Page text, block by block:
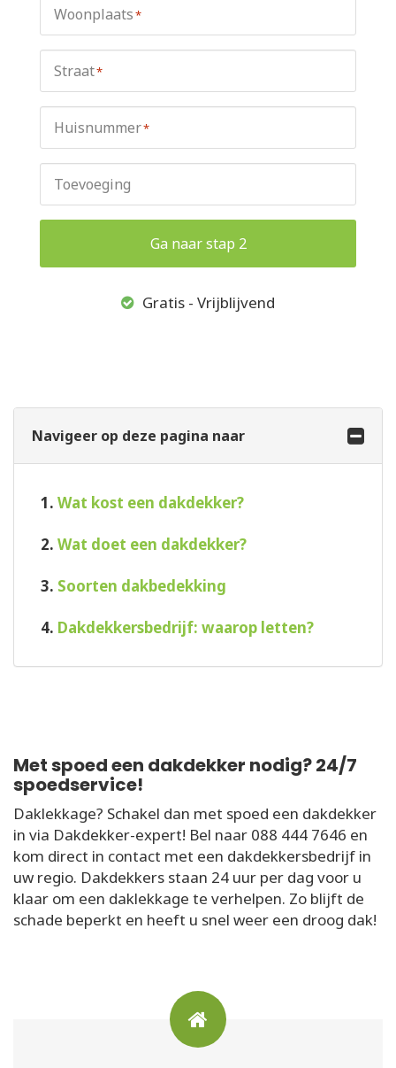
Woonplaats*
Straat*
Huisnummer*
Toevoeging
Ga naar stap 2
Gratis - Vrijblijvend
Navigeer op deze pagina naar
1. Wat kost een dakdekker?
2. Wat doet een dakdekker?
3. Soorten dakbedekking
4. Dakdekkersbedrijf: waarop letten?
Met spoed een dakdekker nodig? 24/7
spoedservice!
Daklekkage? Schakel dan met spoed een dakdekker
in via Dakdekker-expert! Bel naar 088 444 7646 en
kom direct in contact met een dakdekkersbedrijf in
uw regio. Dakdekkers staan 24 uur per dag voor u
klaar om een daklekkage te verhelpen. Zo blijft de
schade beperkt en heeft u snel weer een droog dak!